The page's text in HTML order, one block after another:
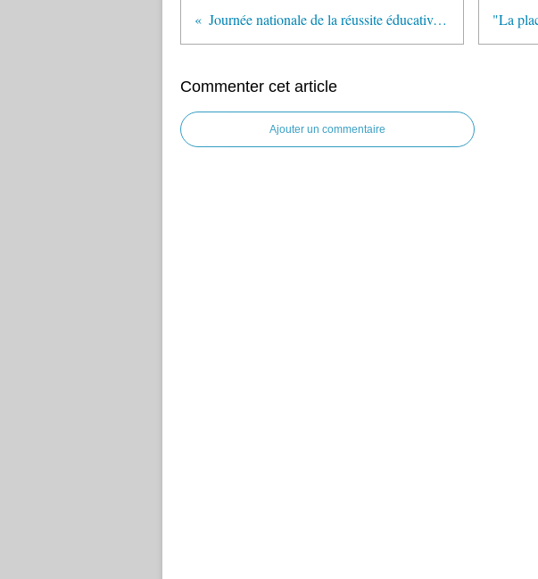
Journée nationale de la réussite éducative : discours de clôture par Vincent Peillon (15 mai 2013)
Commenter cet article
Ajouter un commentaire